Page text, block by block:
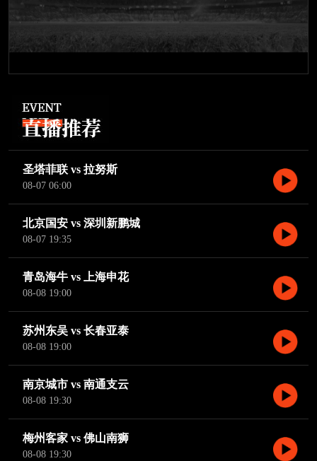
圣塔菲联 vs 拉努斯
08-07 06:00
北京国安 vs 深圳新鹏城
08-07 19:35
青岛海牛 vs 上海申花
08-08 19:00
苏州东吴 vs 长春亚泰
08-08 19:00
南京城市 vs 南通支云
08-08 19:30
梅州客家 vs 佛山南狮
08-08 19:30